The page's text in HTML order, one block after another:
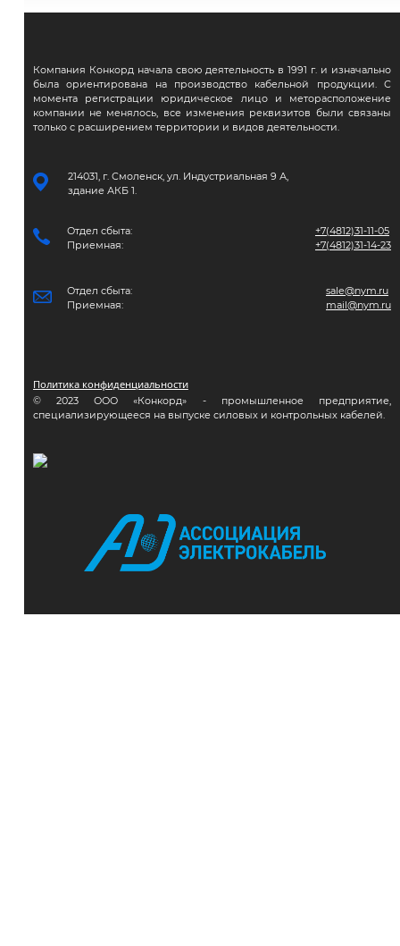
Компания Конкорд начала свою деятельность в 1991 г. и изначально
была ориентирована на производство кабельной продукции. С
момента регистрации юридическое лицо и меторасположение
компании не менялось, все изменения реквизитов были связаны
только с расширением территории и видов деятельности.
214031, г. Смоленск, ул. Индустриальная 9 А,
здание АКБ 1.
Отдел сбыта:
Приемная:
+7(4812)31-11-05
+7(4812)31-14-23
Отдел сбыта:
Приемная:
sale@nym.ru
mail@nym.ru
Политика конфиденциальности
© 2023 ООО «Конкорд» - промышленное предприятие,
специализирующееся на выпуске силовых и контрольных кабелей.